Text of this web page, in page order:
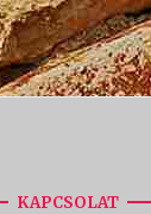
KAPCSOLAT